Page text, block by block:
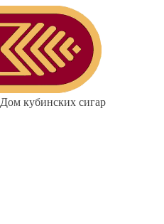
Дом кубинских сигар